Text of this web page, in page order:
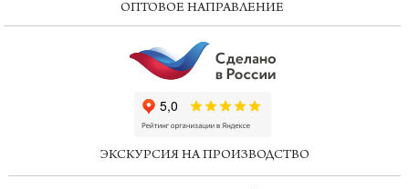
ОПТОВОЕ НАПРАВЛЕНИЕ
ЭКСКУРСИЯ НА ПРОИЗВОДСТВО